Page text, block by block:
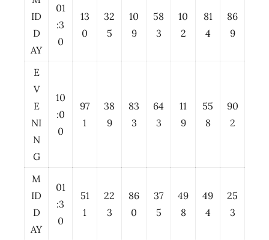
ID
D
AY
01
:3
0
13
0
32
5
10
9
58
3
10
2
81
4
86
9
E
V
E
NI
N
G
10
:0
0
97
1
38
9
83
3
64
3
11
9
55
8
90
2
M
ID
D
AY
01
:3
0
51
1
22
3
86
0
37
5
49
8
49
4
25
3